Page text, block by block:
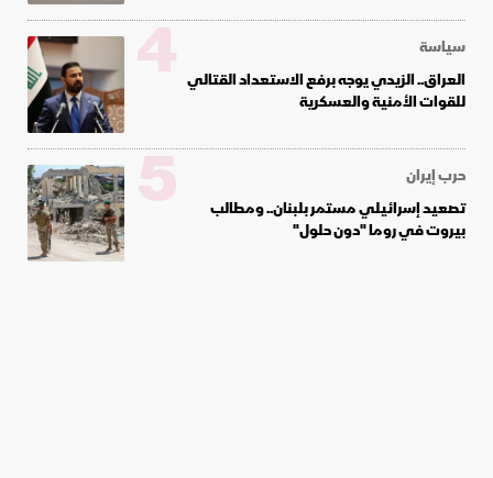
سياسة
العراق.. الزيدي يوجه برفع الاستعداد القتالي
للقوات الأمنية والعسكرية
4
حرب إيران
تصعيد إسرائيلي مستمر بلبنان.. ومطالب
بيروت في روما "دون حلول"
5